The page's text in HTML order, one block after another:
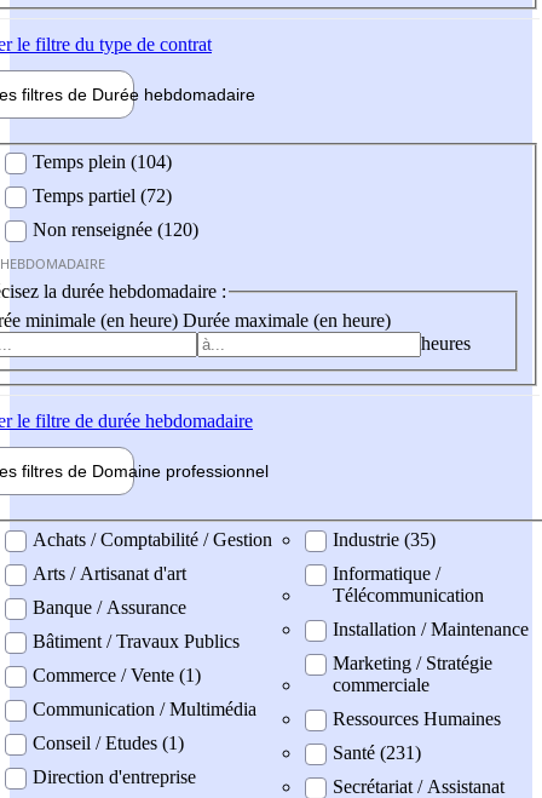
le filtre du type de contrat
filtres de Durée hebdomadaire
Temps plein (104)
Temps partiel (72)
Non renseignée (120)
la durée hebdomadaire :
minimale (en heure) Durée maximale (en heure)
heures
le filtre de durée hebdomadaire
filtres de Domaine professionnel
professionel
Achats / Comptabilité / Gestion
Arts / Artisanat d'art
Banque / Assurance
Bâtiment / Travaux Publics
Commerce / Vente (1)
Communication / Multimédia
Conseil / Etudes (1)
Direction d'entreprise
Industrie (35)
Informatique /
Télécommunication
Installation / Maintenance
Marketing / Stratégie
commerciale
Ressources Humaines
Santé (231)
Secrétariat / Assistanat